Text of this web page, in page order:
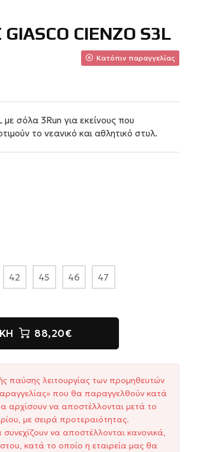
CIENZO S3L
Κατόπιν παραγγελίας
σόλα 3Run για εκείνους που
το νεανικό και αθλητικό στυλ.
42 45 46 47
88,20€
παύσης λειτουργίας των προμηθευτών
που θα παραγγελθούν κατά
αρχίσουν να αποστέλλονται μετά το
με σειρά προτεραιότητας.
να αποστέλλονται κανονικά,
κατά το οποίο η εταιρεία μας θα